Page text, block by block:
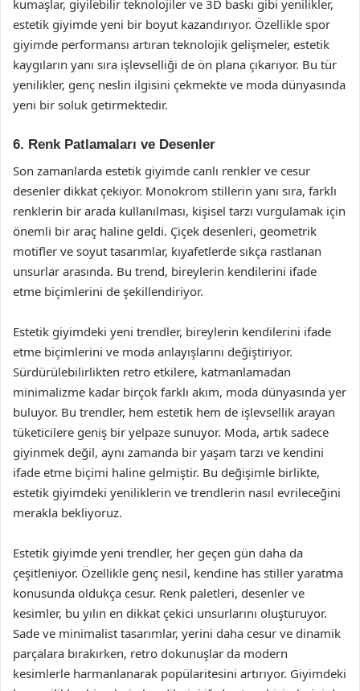
kumaşlar, giyilebilir teknolojiler ve 3D baskı gibi yenilikler,
estetik giyimde yeni bir boyut kazandırıyor. Özellikle spor
giyimde performansı artıran teknolojik gelişmeler, estetik
kaygıların yanı sıra işlevselliği de ön plana çıkarıyor. Bu tür
yenilikler, genç neslin ilgisini çekmekte ve moda dünyasında
yeni bir soluk getirmektedir.
6. Renk Patlamaları ve Desenler
Son zamanlarda estetik giyimde canlı renkler ve cesur
desenler dikkat çekiyor. Monokrom stillerin yanı sıra, farklı
renklerin bir arada kullanılması, kişisel tarzı vurgulamak için
önemli bir araç haline geldi. Çiçek desenleri, geometrik
motifler ve soyut tasarımlar, kıyafetlerde sıkça rastlanan
unsurlar arasında. Bu trend, bireylerin kendilerini ifade
etme biçimlerini de şekillendiriyor.
Estetik giyimdeki yeni trendler, bireylerin kendilerini ifade
etme biçimlerini ve moda anlayışlarını değiştiriyor.
Sürdürülebilirlikten retro etkilere, katmanlamadan
minimalizme kadar birçok farklı akım, moda dünyasında yer
buluyor. Bu trendler, hem estetik hem de işlevsellik arayan
tüketicilere geniş bir yelpaze sunuyor. Moda, artık sadece
giyinmek değil, aynı zamanda bir yaşam tarzı ve kendini
ifade etme biçimi haline gelmiştir. Bu değişimle birlikte,
estetik giyimdeki yeniliklerin ve trendlerin nasıl evrileceğini
merakla bekliyoruz.
Estetik giyimde yeni trendler, her geçen gün daha da
çeşitleniyor. Özellikle genç nesil, kendine has stiller yaratma
konusunda oldukça cesur. Renk paletleri, desenler ve
kesimler, bu yılın en dikkat çekici unsurlarını oluşturuyor.
Sade ve minimalist tasarımlar, yerini daha cesur ve dinamik
parçalara bırakırken, retro dokunuşlar da modern
kesimlerle harmanlanarak popülaritesini artırıyor. Giyimdeki